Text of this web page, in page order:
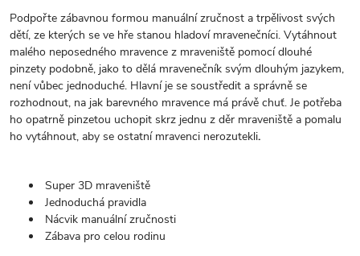
Podpořte zábavnou formou manuální zručnost a trpělivost svých
dětí, ze kterých se ve hře stanou hladoví mravenečníci. Vytáhnout
malého neposedného mravence z mraveniště pomocí dlouhé
pinzety podobně, jako to dělá mravenečník svým dlouhým jazykem,
není vůbec jednoduché. Hlavní je se soustředit a správně se
rozhodnout, na jak barevného mravence má právě chuť. Je potřeba
ho opatrně pinzetou uchopit skrz jednu z děr mraveniště a pomalu
ho vytáhnout, aby se ostatní mravenci nerozutekli.
Super 3D mraveniště
Jednoduchá pravidla
Nácvik manuální zručnosti
Zábava pro celou rodinu